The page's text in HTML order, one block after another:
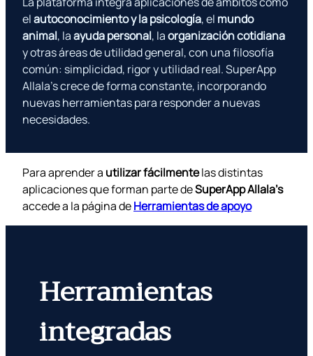
elautoconocimiento y la psicología, el mundo
animal, laayuda personal, laorganización cotidiana
y otras áreas de utilidad general, con una filosofía
común: simplicidad, rigor y utilidad real. SuperApp
Allala’s crece de forma constante, incorporando
nuevas herramientas para responder a nuevas
necesidades.
Para aprender a utilizar fácilmentelas distintas
aplicaciones que forman parte deSuperApp Allala’s
accede a la página deHerramientas de apoyo
Herramientas
integradas